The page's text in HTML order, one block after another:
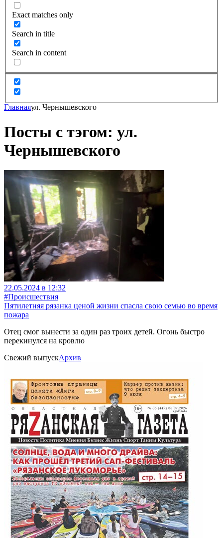
Exact matches only
Search in title
Search in content
Главнаяул. Чернышевского
Посты с тэгом: ул.
Чернышевского
22.05.2024 в 12:32
#Происшествия
Пятилетняя рязанка ценой жизни спасла свою семью во время
пожара
Отец смог вынести за один раз троих детей. Огонь быстро
перекинулся на кровлю
Свежий выпускАрхив